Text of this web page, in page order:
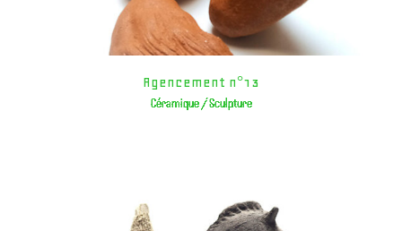
Agencement n°13
Céramique / Sculpture